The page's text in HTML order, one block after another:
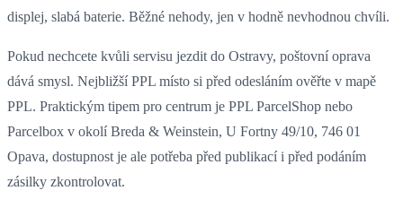
displej, slabá baterie. Běžné nehody, jen v hodně nevhodnou chvíli.
Pokud nechcete kvůli servisu jezdit do Ostravy, poštovní oprava
dává smysl. Nejbližší PPL místo si před odesláním ověřte v mapě
PPL. Praktickým tipem pro centrum je PPL ParcelShop nebo
Parcelbox v okolí Breda & Weinstein, U Fortny 49/10, 746 01
Opava, dostupnost je ale potřeba před publikací i před podáním
zásilky zkontrolovat.